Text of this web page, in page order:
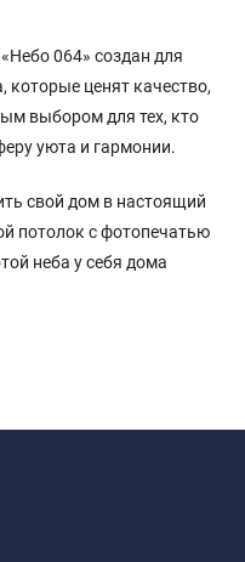
064» создан для
которые ценят качество,
выбором для тех, кто
уюта и гармонии.
свой дом в настоящий
потолок с фотопечатью
неба у себя дома